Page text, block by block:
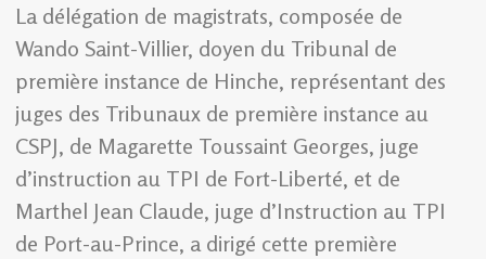
La délégation de magistrats, composée de
Wando Saint-Villier, doyen du Tribunal de
première instance de Hinche, représentant des
juges des Tribunaux de première instance au
CSPJ, de Magarette Toussaint Georges, juge
d’instruction au TPI de Fort-Liberté, et de
Marthel Jean Claude, juge d’Instruction au TPI
de Port-au-Prince, a dirigé cette première